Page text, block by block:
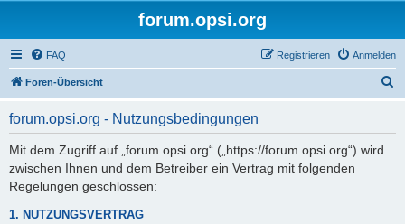
forum.opsi.org
FAQ Anmelden
Registrieren
Foren-Übersicht
forum.opsi.org - Nutzungsbedingungen
Mit dem Zugriff auf „forum.opsi.org“ („https://forum.opsi.org“) wird
zwischen Ihnen und dem Betreiber ein Vertrag mit folgenden
Regelungen geschlossen:
1. NUTZUNGSVERTRAG